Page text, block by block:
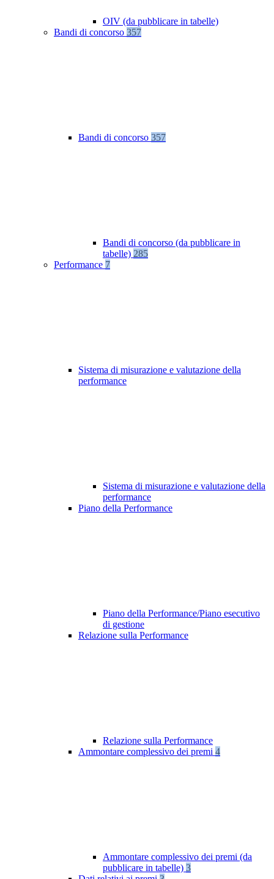
OIV (da pubblicare in tabelle)
Bandi di concorso 357
Bandi di concorso 357
Bandi di concorso (da pubblicare in
tabelle) 285
Performance 7
Sistema di misurazione e valutazione della
performance
Sistema di misurazione e valutazione della
performance
Piano della Performance
Piano della Performance/Piano esecutivo
di gestione
Relazione sulla Performance
Relazione sulla Performance
Ammontare complessivo dei premi 4
Ammontare complessivo dei premi (da
pubblicare in tabelle) 3